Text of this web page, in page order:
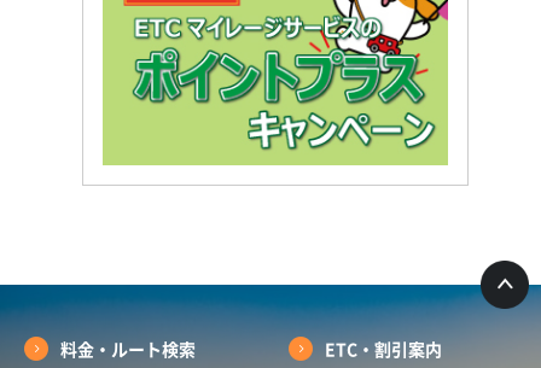
料金・ルート検索 ETC・割引案内